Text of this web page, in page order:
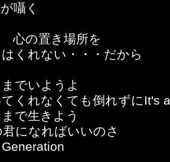
囁く
心の置き場所を
くれない・・・だから
でいようよ
くれなくても倒れずにIt's
で生きよう
になればいいのさ